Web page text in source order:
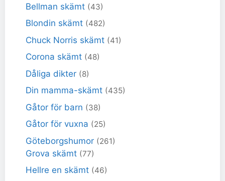
Bellman skämt (43)
Blondin skämt (482)
Chuck Norris skämt (41)
Corona skämt (48)
Dåliga dikter (8)
Din mamma-skämt (435)
Gåtor för barn (38)
Gåtor för vuxna (25)
Göteborgshumor (261)
Grova skämt (77)
Hellre en skämt (46)